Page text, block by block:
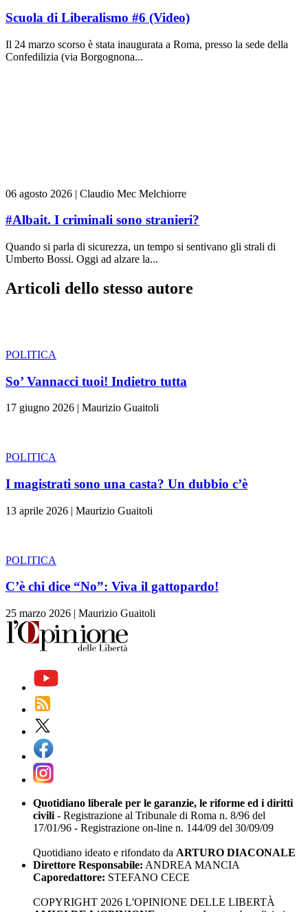
Scuola di Liberalismo #6 (Video)
Il 24 marzo scorso è stata inaugurata a Roma, presso la sede della
Confedilizia (via Borgognona...
06 agosto 2026 | Claudio Mec Melchiorre
#Albait. I criminali sono stranieri?
Quando si parla di sicurezza, un tempo si sentivano gli strali di
Umberto Bossi. Oggi ad alzare la...
Articoli dello stesso autore
POLITICA
So’ Vannacci tuoi! Indietro tutta
17 giugno 2026 | Maurizio Guaitoli
POLITICA
I magistrati sono una casta? Un dubbio c’è
13 aprile 2026 | Maurizio Guaitoli
POLITICA
C’è chi dice “No”: Viva il gattopardo!
25 marzo 2026 | Maurizio Guaitoli
Quotidiano liberale per le garanzie, le riforme ed i diritti
civili - Registrazione al Tribunale di Roma n. 8/96 del
17/01/96 - Registrazione on-line n. 144/09 del 30/09/09
Quotidiano ideato e rifondato da ARTURO DIACONALE
Direttore Responsabile: ANDREA MANCIA
Caporedattore: STEFANO CECE
COPYRIGHT 2026 L'OPINIONE DELLE LIBERTÀ